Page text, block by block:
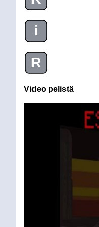
i
R
Video pelistä